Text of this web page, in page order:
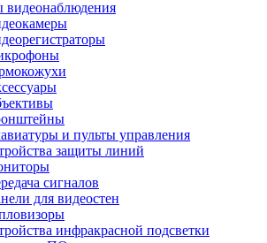
видеонаблюдения
и пульты управления
защиты линий
сигналов
для видеостен
инфракрасной подсветки